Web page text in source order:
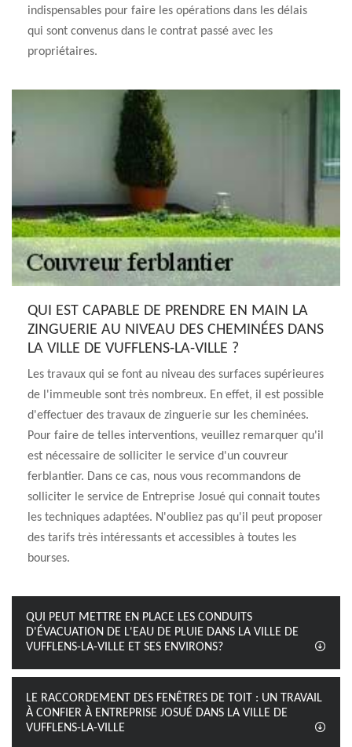
indispensables pour faire les opérations dans les délais
qui sont convenus dans le contrat passé avec les
propriétaires.
QUI EST CAPABLE DE PRENDRE EN MAIN LA
ZINGUERIE AU NIVEAU DES CHEMINÉES DANS
LA VILLE DE VUFFLENS-LA-VILLE ?
Les travaux qui se font au niveau des surfaces supérieures
de l'immeuble sont très nombreux. En effet, il est possible
d'effectuer des travaux de zinguerie sur les cheminées.
Pour faire de telles interventions, veuillez remarquer qu'il
est nécessaire de solliciter le service d'un couvreur
ferblantier. Dans ce cas, nous vous recommandons de
solliciter le service de Entreprise Josué qui connait toutes
les techniques adaptées. N'oubliez pas qu'il peut proposer
des tarifs très intéressants et accessibles à toutes les
bourses.
QUI PEUT METTRE EN PLACE LES CONDUITS
D'ÉVACUATION DE L'EAU DE PLUIE DANS LA VILLE DE
VUFFLENS-LA-VILLE ET SES ENVIRONS?
LE RACCORDEMENT DES FENÊTRES DE TOIT : UN TRAVAIL
À CONFIER À ENTREPRISE JOSUÉ DANS LA VILLE DE
VUFFLENS-LA-VILLE